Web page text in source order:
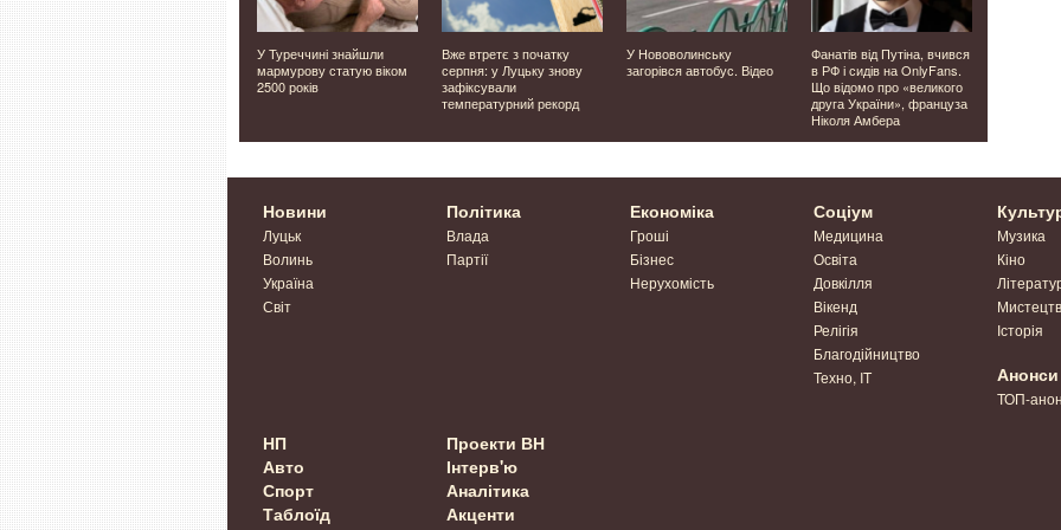
в
⚡️Наш Telegram-канал.
Оперативні новини з
Волині, України і світу⚡️
У Туреччині знайшли
мармурову статую віком
2500 років
Вже втретє з початку
серпня: у Луцьку знову
зафіксували
температурний рекорд
У Нововолинську
загорівся автобус. Відео
Фанатів від Путіна, вчився
в РФ і сидів на OnlyFans.
Що відомо про «великого
друга України», француза
Ніколя Амбера
Новини
Луцьк
Волинь
Україна
Світ
Політика
Влада
Партії
Економіка
Гроші
Бізнес
Нерухомість
Соціум
Медицина
Освіта
Довкілля
Вікенд
Релігія
Благодійництво
Техно, IT
Музика
Кіно
Історія
Анонси
ТОП-
НП
Авто
Спорт
Таблоїд
Проекти ВН
Інтерв'ю
Аналітика
Акценти